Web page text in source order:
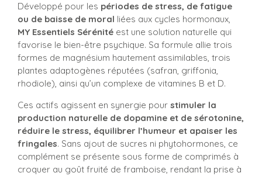
Développé pour les périodes de stress, de fatigue
ou de baisse de moral liées aux cycles hormonaux,
MY Essentiels Sérénité est une solution naturelle qui
favorise le bien-être psychique. Sa formule allie trois
formes de magnésium hautement assimilables, trois
plantes adaptogènes réputées (safran, griffonia,
rhodiole), ainsi qu’un complexe de vitamines B et D.
Ces actifs agissent en synergie pour stimuler la
production naturelle de dopamine et de sérotonine,
réduire le stress, équilibrer l’humeur et apaiser les
fringales. Sans ajout de sucres ni phytohormones, ce
complément se présente sous forme de comprimés à
croquer au goût fruité de framboise, rendant la prise à